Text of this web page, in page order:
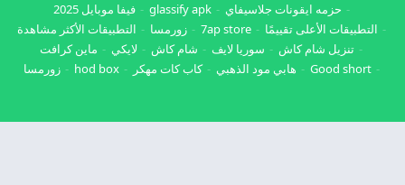
حزمه ايقونات جلاسيفاي
glassify apk
فيفا موبايل 2025
التطبيقات الأعلى تقييمًا
7ap store زورمسا
التطبيقات الأكثر مشاهدة
تنزيل شام كاش
سوريا لايف شام كاش لايكي
ماين كرافت
Good short
هابي مود الذهبي كاب كات مهكر hod box زورمسا